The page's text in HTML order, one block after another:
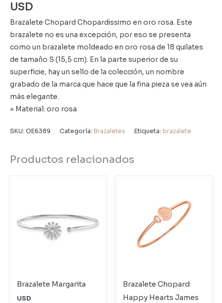
USD
Brazalete Chopard Chopardissimo en oro rosa. Este
brazalete no es una excepción, por eso se presenta
como un brazalete moldeado en oro rosa de 18 quilates
de tamaño S (15,5 cm). En la parte superior de su
superficie, hay un sello de la colección, un nombre
grabado de la marca que hace que la fina pieza se vea aún
más elegante.
» Material: oro rosa
SKU: OE6389 Categoría: Brazaletes Etiqueta: brazalete
Productos relacionados
Brazalete Margarita
USD
Brazalete Chopard
Happy Hearts James